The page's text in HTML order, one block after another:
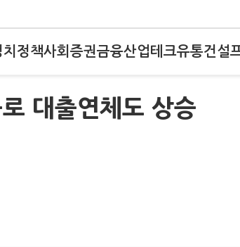
정책사회 증권금융산업테크유통건설
대출연체도 상승